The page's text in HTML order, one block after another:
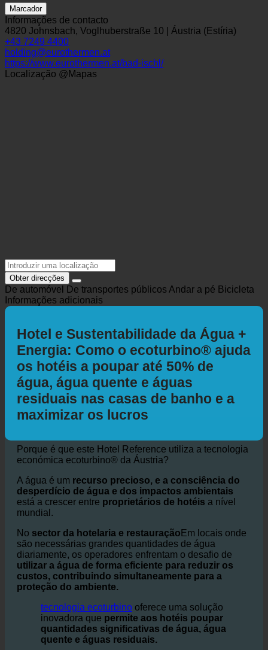
Marcador
Informações de contacto
4820 Johnsbach, Voglhuberstraße 10 | Áustria (Estíria)
+43 7249 4400
holding@eurothermen.at
Obter direcções
Informações adicionais
Hotel e Sustentabilidade da Água +
Energia: Como o ecoturbino® ajuda
os hotéis a poupar até 50% de
água, água quente e águas
residuais nas casas de banho e a
maximizar os lucros
Porque é que este Hotel Reference utiliza a tecnologia
económica ecoturbino® da Áustria?
A água é umrecurso precioso, e a consciência do
desperdício de água e dos impactos ambientais
está a crescer entre
proprietários de hotéis
a nível
mundial.
Nosector da hotelaria e restauração Em locais onde
são necessárias grandes quantidades de água
diariamente, os operadores enfrentam o desafio de
utilizar a água de forma eficiente para reduzir os
custos, contribuindo simultaneamente para a
proteção do ambiente.
tecnologia ecoturbinooferece uma solução
inovadora quepermite aos hotéis poupar